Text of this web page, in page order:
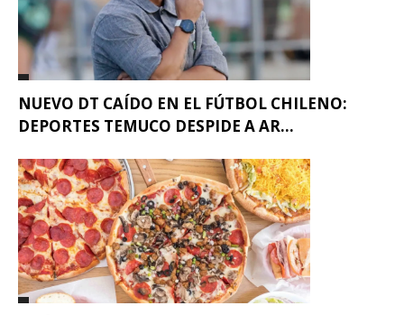
NUEVO DT CAÍDO EN EL FÚTBOL CHILENO:
DEPORTES TEMUCO DESPIDE A AR...